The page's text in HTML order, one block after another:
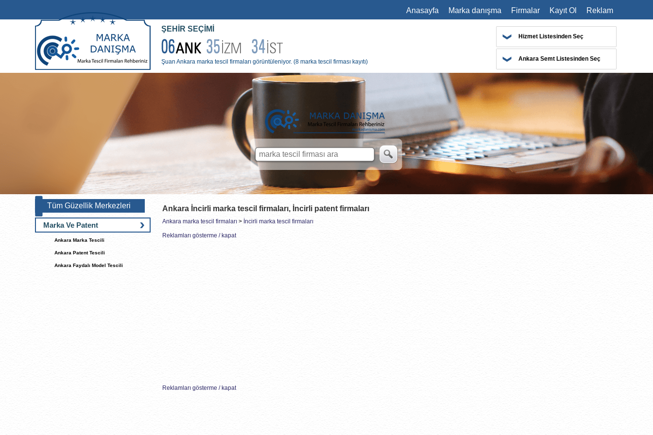
Anasayfa Marka danışma Firmalar Kayıt Ol Reklam
ŞEHİR SEÇİMİ
Şuan Ankara marka tescil firmaları görüntüleniyor. (8 marka tescil firması kayıtı)
Hizmet Listesinden Seç
Ankara Semt Listesinden Seç
Tüm Güzellik Merkezleri
Marka Ve Patent
Ankara Marka Tescili
Ankara Patent Tescili
Ankara Faydalı Model Tescili
Ankara İncirli marka tescil firmaları, İncirli patent firmaları
Ankara marka tescil firmaları > İncirli marka tescil firmaları
Reklamları gösterme / kapat
Reklamları gösterme / kapat